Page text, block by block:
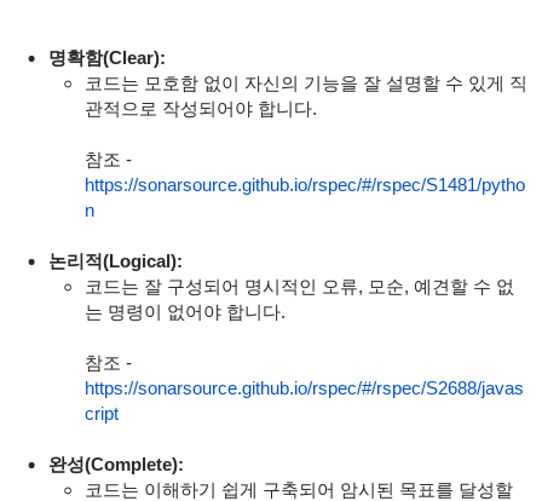
명확함(Clear):
코드는 모호함 없이 자신의 기능을 잘 설명할 수 있게 직
관적으로 작성되어야 합니다.
참조 -
https://sonarsource.github.io/rspec/#/rspec/S1481/pytho
n
논리적(Logical):
코드는 잘 구성되어 명시적인 오류, 모순, 예견할 수 없
는 명령이 없어야 합니다.
참조 -
https://sonarsource.github.io/rspec/#/rspec/S2688/javas
cript
완성(Complete):
코드는 이해하기 쉽게 구축되어 암시된 목표를 달성할